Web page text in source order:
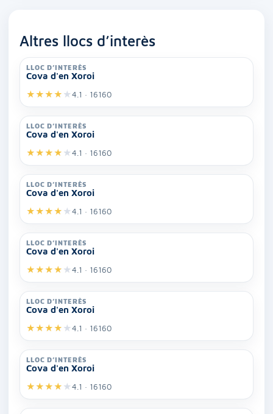
Altres llocs d’interès
LLOC D’INTERÈS
Cova d'en Xoroi
★★★★ ★4.1 · 16160
LLOC D’INTERÈS
Cova d'en Xoroi
★★★★ ★4.1 · 16160
LLOC D’INTERÈS
Cova d'en Xoroi
★★★★ ★4.1 · 16160
LLOC D’INTERÈS
Cova d'en Xoroi
★★★★ ★4.1 · 16160
LLOC D’INTERÈS
Cova d'en Xoroi
★★★★ ★4.1 · 16160
LLOC D’INTERÈS
Cova d'en Xoroi
★★★★ ★4.1 · 16160